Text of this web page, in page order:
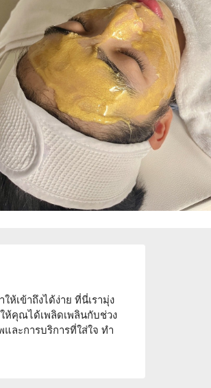
เข้าถึงได้ง่าย ที่นี่เรามุ่ง
ห้คุณได้เพลิดเพลินกับช่วง
ละการบริการที่ใส่ใจ ทำ
าพผิวหรือเพียงแค่
งหาความงาม จองผ่าน